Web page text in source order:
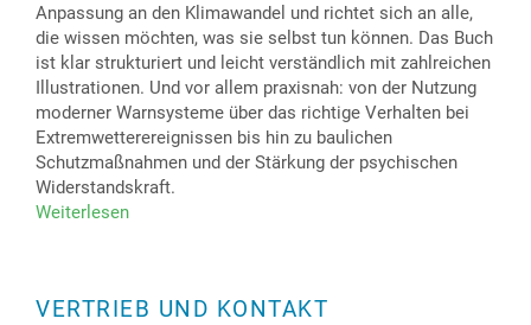
Anpassung an den Klimawandel und richtet sich an alle,
die wissen möchten, was sie selbst tun können. Das Buch
ist klar strukturiert und leicht verständlich mit zahlreichen
Illustrationen. Und vor allem praxisnah: von der Nutzung
moderner Warnsysteme über das richtige Verhalten bei
Extremwetterereignissen bis hin zu baulichen
Schutzmaßnahmen und der Stärkung der psychischen
Widerstandskraft.
Weiterlesen
HEISS“
VERTRIEB UND KONTAKT